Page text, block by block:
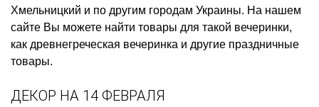
Хмельницкий и по другим городам Украины. На нашем
сайте Вы можете найти товары для такой вечеринки,
как древнегреческая вечеринка и другие праздничные
товары.
ДЕКОР НА 14 ФЕВРАЛЯ